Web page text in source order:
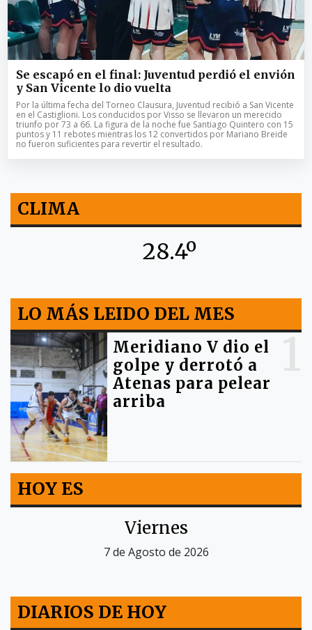
Se escapó en el final: Juventud perdió el envión
y San Vicente lo dio vuelta
Por la última fecha del Torneo Clausura, Juventud recibió a San Vicente
en el Castiglioni. Los conducidos por Visso se llevaron un merecido
triunfo por 73 a 66. La figura de la noche fue Santiago Quintero con 15
puntos y 11 rebotes mientras los 12 convertidos por Mariano Breide
no fueron suficientes para revertir el resultado.
CLIMA
28.4º
LO MÁS LEIDO DEL MES
Meridiano V dio el
golpe y derrotó a
Atenas para pelear
arriba
HOY ES
Viernes
7 de Agosto de 2026
DIARIOS DE HOY